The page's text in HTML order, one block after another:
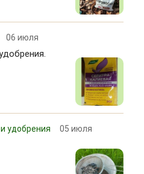
06 июля
удобрения 05 июля